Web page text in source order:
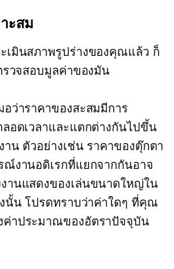
ะสม
เมินสภาพรูปร่างของคุณแล้ว ก็
รวจสอบมูลค่าของมัน
อว่าราคาของสะสมมีการ
อดเวลาและแตกต่างกันไปขึ้น
น ตัวอย่างเช่น ราคาของตุ๊กตา
งานอดิเรกที่แยกจากกันอาจ
านแสดงของเล่นขนาดใหญ่ใน
นั้น โปรดทราบว่าค่าใดๆ ที่คุณ
ค่าประมาณของอัตราปัจจุบัน